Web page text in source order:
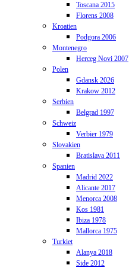
Toscana 2015
Florens 2008
Kroatien
Podgora 2006
Montenegro
Herceg Novi 2007
Polen
Gdansk 2026
Krakow 2012
Serbien
Belgrad 1997
Schweiz
Verbier 1979
Slovakien
Bratislava 2011
Spanien
Madrid 2022
Alicante 2017
Menorca 2008
Kos 1981
Ibiza 1978
Mallorca 1975
Turkiet
Alanya 2018
Side 2012